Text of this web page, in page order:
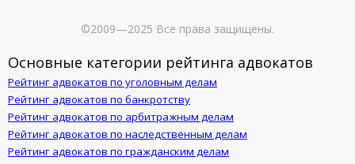
©2009—2025 Все права защищены.
Основные категории рейтинга адвокатов
Рейтинг адвокатов по уголовным делам
Рейтинг адвокатов по банкротству
Рейтинг адвокатов по арбитражным делам
Рейтинг адвокатов по наследственным делам
Рейтинг адвокатов по гражданским делам